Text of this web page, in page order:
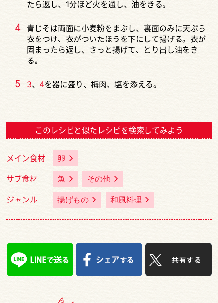
たら返し、1分ほど火を通し、油をきる。
4
青じそは両面に小麦粉をまぶし、裏面のみに天ぷら
衣をつけ、衣がついたほうを下にして揚げる。衣が
固まったら返し、さっと揚げて、とり出し油をき
る。
5 3、 4を器に盛り、梅肉、塩を添える。
このレシピと似たレシピを検索してみよう
メイン食材 卵
サブ食材 魚 その他
ジャンル 揚げもの 和風料理